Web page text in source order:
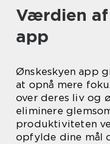
Værdien
app
Ønskeskyen app
at opnå mere
over deres liv og
eliminere
produktiviteten
opfylde dine mål